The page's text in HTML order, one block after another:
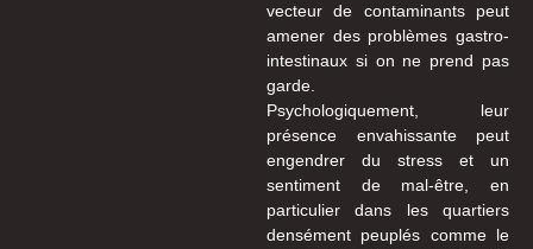
vecteur de contaminants peut
amener des problèmes gastro-
intestinaux si on ne prend pas
garde.
Psychologiquement, leur
présence envahissante peut
engendrer du stress et un
sentiment de mal-être, en
particulier dans les quartiers
densément peuplés comme le